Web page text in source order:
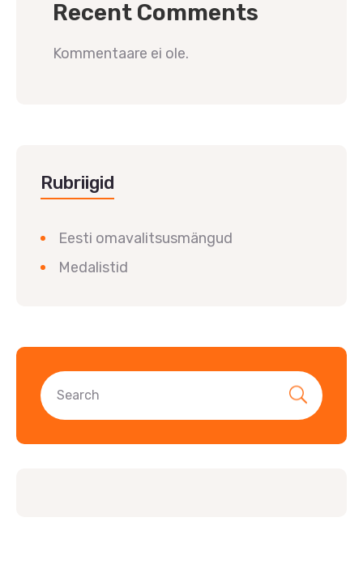
Recent Comments
Kommentaare ei ole.
Rubriigid
Eesti omavalitsusmängud
Medalistid